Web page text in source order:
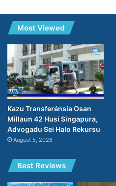
Most Viewed
Kazu Transferénsia Osan
Millaun 42 Husi Singapura,
Advogadu Sei Halo Rekursu
August 5, 2026
Best Reviews